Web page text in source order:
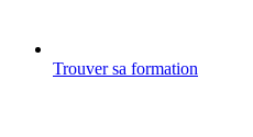
Trouver sa formation